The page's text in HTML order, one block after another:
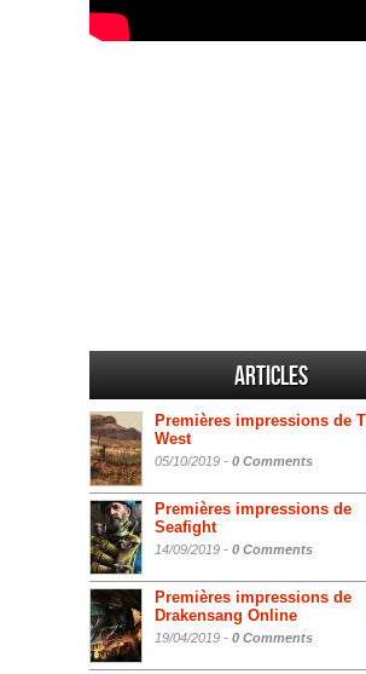
Articles
Premières impressions de
West
05/10/2019 - 0 Comments
Premières impressions de
Seafight
14/09/2019 - 0 Comments
Premières impressions de
Drakensang Online
19/04/2019 - 0 Comments